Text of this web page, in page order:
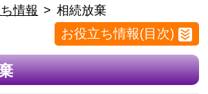
情報 相続放棄
お役立ち情報(目次)